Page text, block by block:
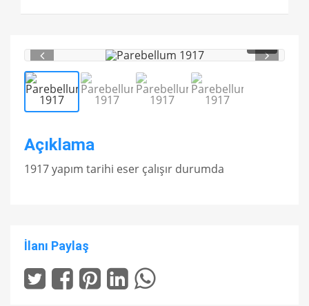
1/ 4
Açıklama
1917 yapım tarihi eser çalışır durumda
İlanı Paylaş